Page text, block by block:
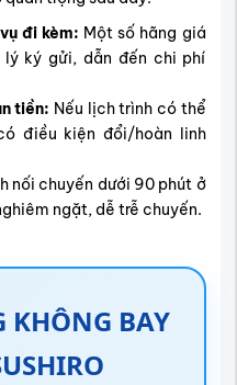
đi kèm: Một số hãng giá
lý ký gửi, dẫn đến chi phí
tiền: Nếu lịch trình có thể
điều kiện đổi/hoàn linh
nối chuyến dưới 90 phút ở
ngặt, dễ trễ chuyến.
KHÔNG BAY